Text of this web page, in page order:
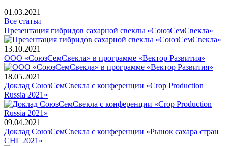
01.03.2021
Все статьи
Презентация гибридов сахарной свеклы «СоюзСемСвекла»
13.10.2021
ООО «СоюзСемСвекла» в программе «Вектор Развития»
18.05.2021
Доклад СоюзСемСвекла c конференции «Crop Production
Russia 2021»
09.04.2021
Доклад СоюзСемСвекла с конференции «Рынок сахара стран
СНГ 2021»